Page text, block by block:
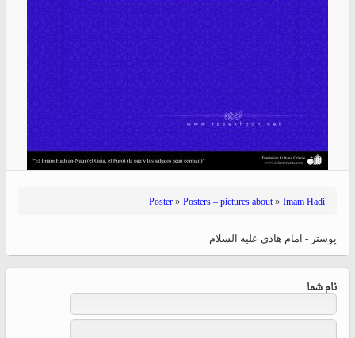
Poster » Posters – pictures about» Imam Hadi
پوستر - امام هادی علیه السلام
نام شما